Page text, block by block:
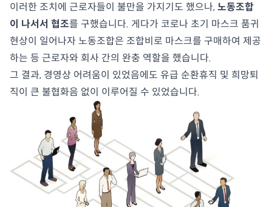
이러한 조치에 근로자들이 불만을 가지기도 했으나,노동조합
이 나서서 협조를 구했습니다. 게다가 코로나 초기 마스크 품귀
현상이 일어나자 노동조합은 조합비로 마스크를 구매하여 제공
하는 등 근로자와 회사 간의 완충 역할을 했습니다.
그 결과, 경영상 어려움이 있었음에도 유급 순환휴직 및 희망퇴
직이 큰 불협화음 없이 이루어질 수 있었습니다.